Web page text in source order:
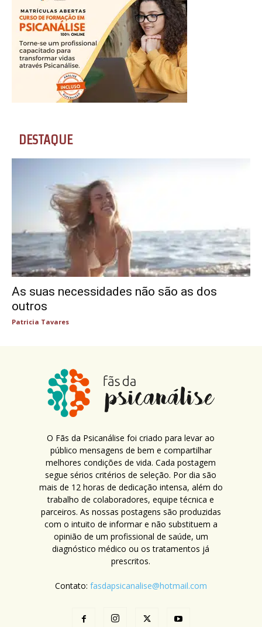
DESTAQUE
As suas necessidades não são as dos
outros
Patricia Tavares
O Fãs da Psicanálise foi criado para levar ao
público mensagens de bem e compartilhar
melhores condições de vida. Cada postagem
segue sérios critérios de seleção. Por dia são
mais de 12 horas de dedicação intensa, além do
trabalho de colaboradores, equipe técnica e
parceiros. As nossas postagens são produzidas
com o intuito de informar e não substituem a
opinião de um profissional de saúde, um
diagnóstico médico ou os tratamentos já
prescritos.
Contato: fasdapsicanalise@hotmail.com